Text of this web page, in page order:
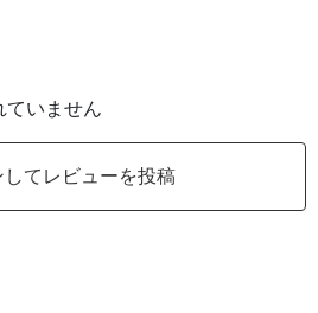
ていません
してレビューを投稿